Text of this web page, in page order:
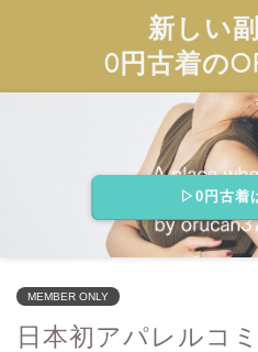
新しい
0円古着の
▷0円古着
MEMBER ONLY
日本初アパレルコ